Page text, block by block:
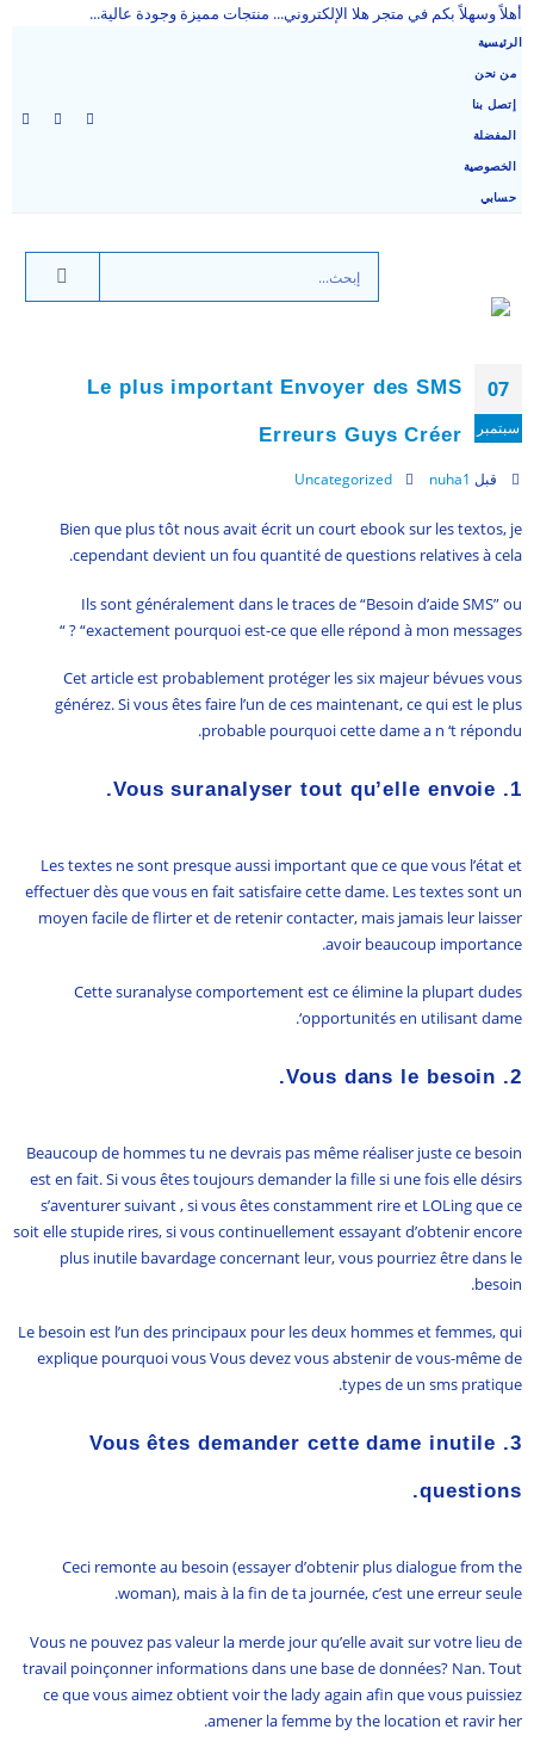
أهلاً وسهلاً بكم في متجر هلا الإلكتروني... منتجات مميزة وجودة عالية...
الرئيسية
من نحن
إتصل بنا
المفضلة
الخصوصية
حسابي
07
سبتمبر
Le plus important Envoyer des SMS
Erreurs Guys Créer
قبل nuha1
Uncategorized
Bien que plus tôt nous avait écrit un court ebook sur les textos, je
cependant devient un fou quantité de questions relatives à cela.
Ils sont généralement dans le traces de “Besoin d’aide SMS” ou
“exactement pourquoi est-ce que elle répond à mon messages ? “
Cet article est probablement protéger les six majeur bévues vous
générez. Si vous êtes faire l’un de ces maintenant, ce qui est le plus
probable pourquoi cette dame a n ‘t répondu.
1. Vous suranalyser tout qu’elle envoie.
Les textes ne sont presque aussi important que ce que vous l’état et
effectuer dès que vous en fait satisfaire cette dame. Les textes sont un
moyen facile de flirter et de retenir contacter, mais jamais leur laisser
avoir beaucoup importance.
Cette suranalyse comportement est ce élimine la plupart dudes
‘opportunités en utilisant dame.
2.
Vous dans le besoin.
Beaucoup de hommes tu ne devrais pas même réaliser juste ce besoin
est en fait. Si vous êtes toujours demander la fille si une fois elle désirs
s’aventurer suivant , si vous êtes constamment rire et LOLing que ce
soit elle stupide rires, si vous continuellement essayant d’obtenir encore
plus inutile bavardage concernant leur, vous pourriez être dans le
besoin.
Le besoin est l’un des principaux pour les deux hommes et femmes, qui
explique pourquoi vous Vous devez vous abstenir de vous-même de
types de un sms pratique.
3. Vous êtes demander cette dame inutile
questions.
Ceci remonte au besoin (essayer d’obtenir plus dialogue from the
woman), mais à la fin de ta journée, c’est une erreur seule.
Vous ne pouvez pas valeur la merde jour qu’elle avait sur votre lieu de
travail poinçonner informations dans une base de données? Nan. Tout
ce que vous aimez obtient voir the lady again afin que vous puissiez
amener la femme by the location et ravir her.